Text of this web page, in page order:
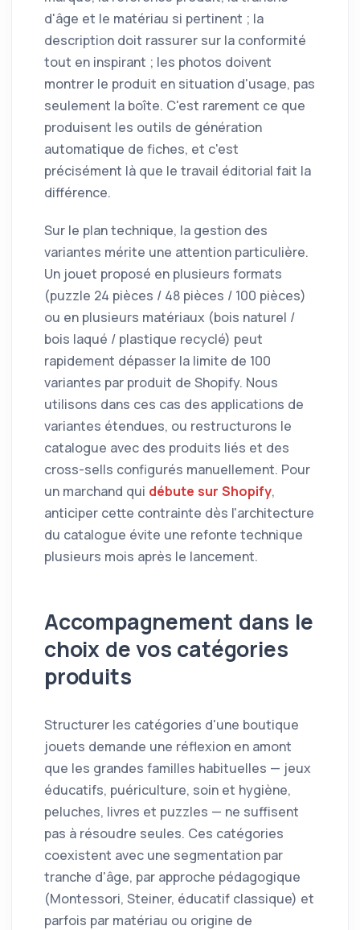
d'âge et le matériau si pertinent ; la
description doit rassurer sur la conformité
tout en inspirant ; les photos doivent
montrer le produit en situation d'usage, pas
seulement la boîte. C'est rarement ce que
produisent les outils de génération
automatique de fiches, et c'est
précisément là que le travail éditorial fait la
différence.
Sur le plan technique, la gestion des
variantes mérite une attention particulière.
Un jouet proposé en plusieurs formats
(puzzle 24 pièces / 48 pièces / 100 pièces)
ou en plusieurs matériaux (bois naturel /
bois laqué / plastique recyclé) peut
rapidement dépasser la limite de 100
variantes par produit de Shopify. Nous
utilisons dans ces cas des applications de
variantes étendues, ou restructurons le
catalogue avec des produits liés et des
cross-sells configurés manuellement. Pour
un marchand qui débute sur Shopify,
anticiper cette contrainte dès l'architecture
du catalogue évite une refonte technique
plusieurs mois après le lancement.
Accompagnement dans le
choix de vos catégories
produits
Structurer les catégories d'une boutique
jouets demande une réflexion en amont
que les grandes familles habituelles — jeux
éducatifs, puériculture, soin et hygiène,
peluches, livres et puzzles — ne suffisent
pas à résoudre seules. Ces catégories
coexistent avec une segmentation par
tranche d'âge, par approche pédagogique
(Montessori, Steiner, éducatif classique) et
parfois par matériau ou origine de